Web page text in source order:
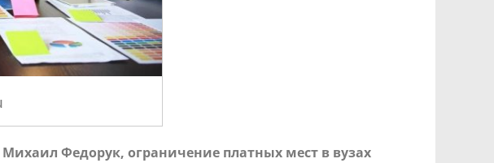
Михаил Федорук, ограничение платных мест в вузах